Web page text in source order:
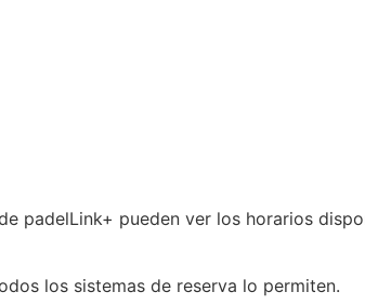
padelLink+ pueden ver los horarios
los sistemas de reserva lo permiten.